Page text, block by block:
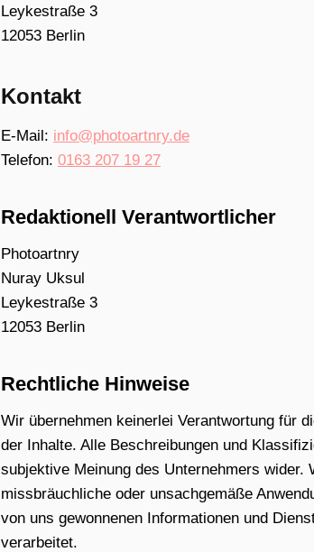
Leykestraße 3
12053 Berlin
Kontakt
E-Mail: info@photoartnry.de
Telefon: 0163 207 19 27
Redaktionell Verantwortlicher
Photoartnry
Nuray Uksul
Leykestraße 3
12053 Berlin
Rechtliche Hinweise
Wir übernehmen keinerlei Verantwortung für
der Inhalte. Alle Beschreibungen und
subjektive Meinung des Unternehmers wider.
missbräuchliche oder unsachgemäße
von uns gewonnenen Informationen und
verarbeitet.